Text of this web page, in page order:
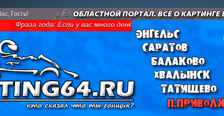
, Гость!
Фраза года: Если у вас много денег и свободного времени